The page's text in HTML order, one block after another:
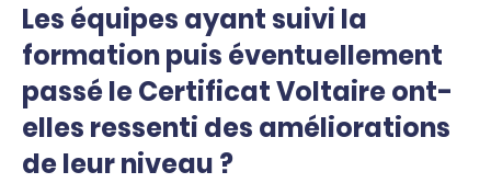
Les équipes ayant suivi la
formation puis éventuellement
passé le Certificat Voltaire ont-
elles ressenti des améliorations
de leur niveau ?